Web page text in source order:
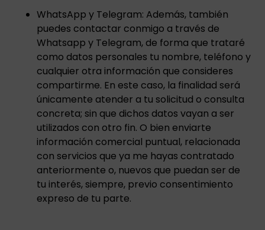
WhatsApp y Telegram: Además, también
puedes contactar conmigo a través de
Whatsapp y Telegram, de forma que trataré
como datos personales tu nombre, teléfono y
cualquier otra información que consideres
compartirme. En este caso, la finalidad será
únicamente atender a tu solicitud o consulta
concreta; sin que dichos datos vayan a ser
utilizados con otro fin. O bien enviarte
información comercial puntual, relacionada
con servicios que ya me hayas contratado
anteriormente o, nuevos que puedan ser de
tu interés, siempre, previo consentimiento
expreso de tu parte.